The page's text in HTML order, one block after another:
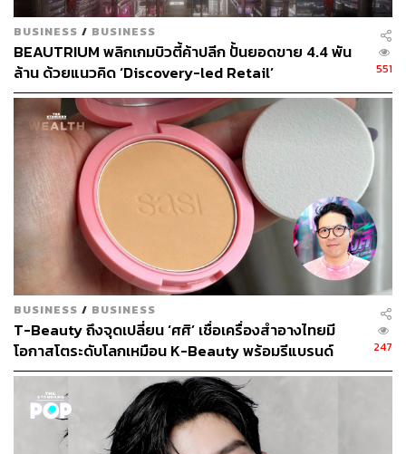
BUSINESS / BUSINESS
BEAUTRIUM พลิกเกมบิวตี้ค้าปลีก ปั้นยอดขาย 4.4 พัน
ล้าน ด้วยแนวคิด ‘Discovery-led Retail’
[Advertorial]
551
BUSINESS / BUSINESS
T-Beauty ถึงจุดเปลี่ยน ‘ศศิ’ เชื่อเครื่องสำอางไทยมี
โอกาสโตระดับโลกเหมือน K-Beauty พร้อมรีแบรนด์
เปลี่ยนภาพจำใหม่
247